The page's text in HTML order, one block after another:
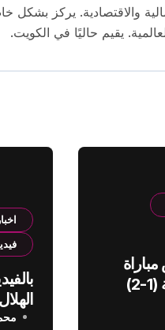
والاقتصادية. يركز بشكل
يقيم حاليًا في الكويت.
الهلال والقادسية (1-2)
اخبار